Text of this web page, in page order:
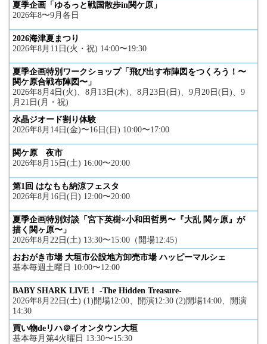
夏季企画「ゆるっと戦国散歩in関ケ原」
2026年8〜9月各日
2026海津夏まつり
2026年8月11日(火・祝) 14:00〜19:30
夏季企画特別ワークショップ「飛び出す布陣図をつくろう！〜
関ケ原合戦布陣図〜」
2026年8月4日(火)、8月13日(木)、8月23日(日)、9月20日(日)、9
月21日(月・祝)
水晶ジオード割り体験
2026年8月14日(金)〜16日(日) 10:00〜17:00
関ケ原 夜市
2026年8月15日(土) 16:00〜20:00
第1回 はなもも納涼フェスタ
2026年8月16日(日) 12:00〜20:00
夏季企画特別対談「宮下英樹×小和田哲男〜『大乱 関ヶ原』が
描く関ヶ原〜」
2026年8月22日(土) 13:30〜15:00（開場12:45）
おおがき市場 大垣市公設地方卸売市場 ハッピーマルシェ
基本毎週土曜日 10:00〜12:00
BABY SHARK LIVE！ -The Hidden Treasure-
2026年8月22日(土) (1)開場12:00、開演12:30 (2)開場14:00、開演
14:30
買い物deリハ＠イオンタウン大垣
基本毎月第4火曜日 13:30〜15:30